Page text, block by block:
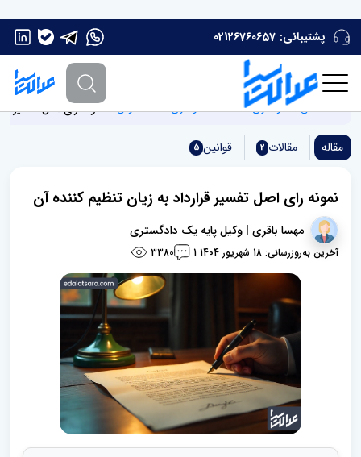
پشتیبانی: 02126760657
صفحه اصلی نمونه آرای دادگاه ها نمونه رای دادگاه حقوقی نمونه رای اصل تفسیر
مقاله مقالات 2 قوانین 5
نمونه رای اصل تفسیر قرارداد به زیان تنظیم کننده آن
مهسا باقری | وکیل پایه یک دادگستری
آخرین به‌روزرسانی: 18 شهریور 1404 1
3380